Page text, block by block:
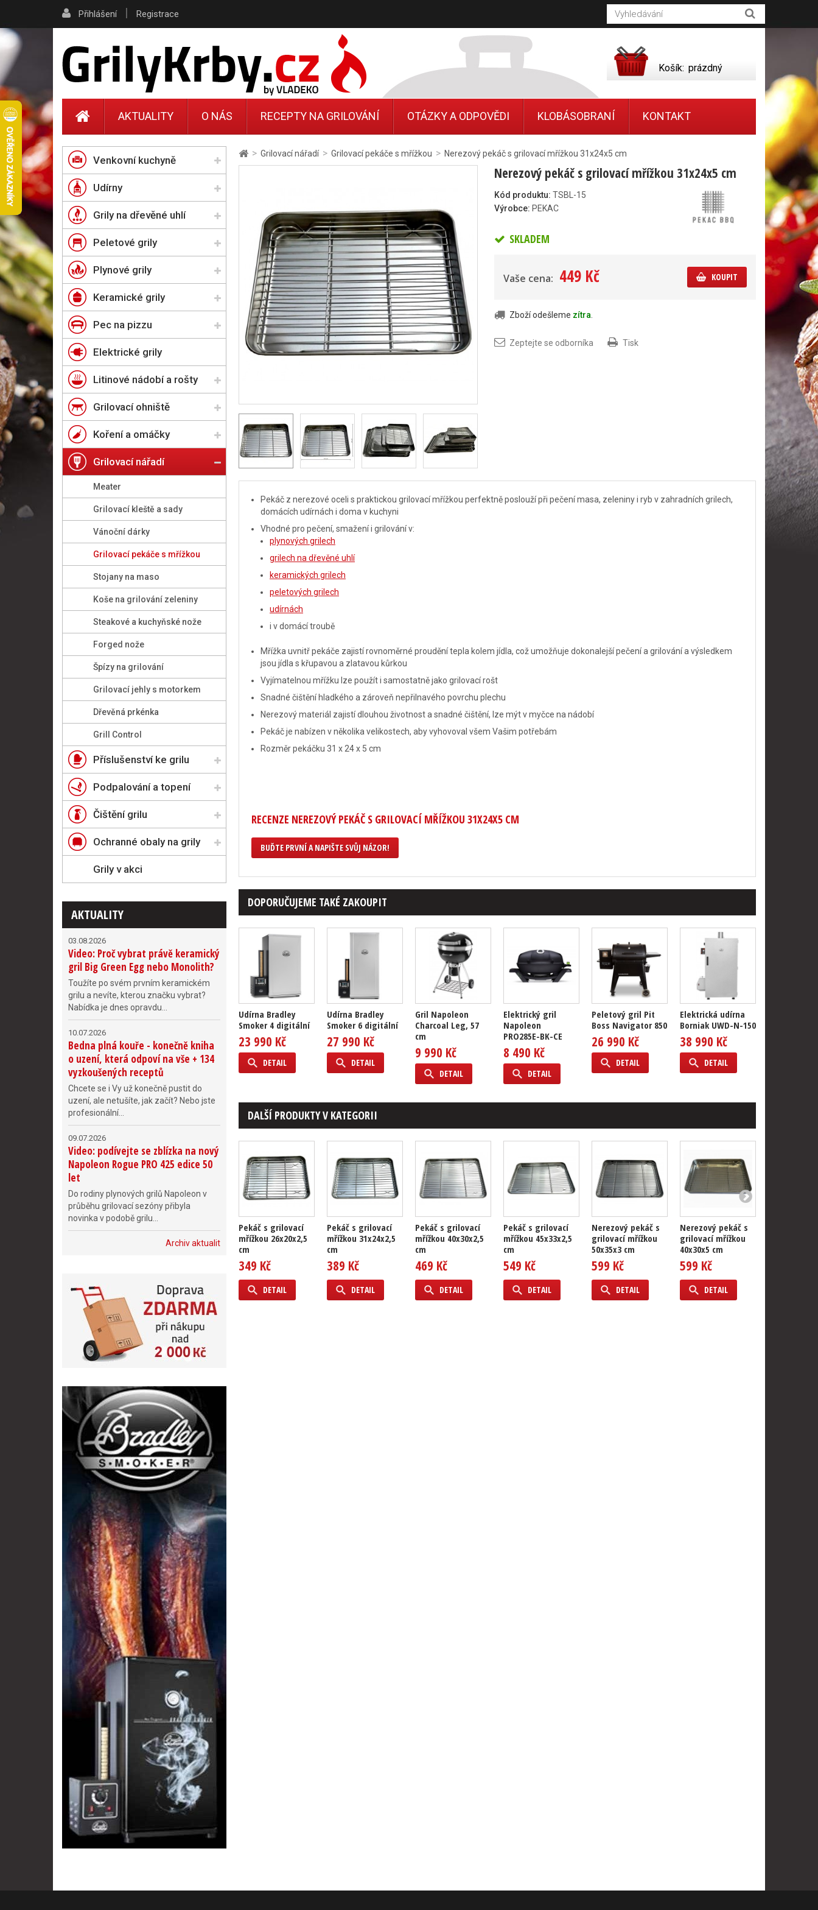
> Grilovací nářadí > Grilovací pekáče s mřížkou > Nerezový pekáč s grilovací mřížkou 31x24x5 cm
Nerezový pekáč s grilovací mřížkou 31x24x5 cm
Kód produktu: TSBL-15
Výrobce: PEKAC
SKLADEM
Vaše cena: 449 Kč KOUPIT
Zboží odešleme zítra
Zeptejte se odborníka Tisk
Pekáč z nerezové oceli s praktickou grilovací mřížkou perfektně poslouží při pečení masa, zeleniny i ryb v zahradních grilech,
domácích udírnách i doma v kuchyni
Vhodné pro pečení, smažení i grilování v:
plynových grilech
grilech na dřevěné uhlí
keramických grilech
peletových grilech
udírnách
i v domácí troubě
Mřížka uvnitř pekáče zajistí rovnoměrné proudění tepla kolem jídla, což umožňuje dokonalejší pečení a grilování a výsledkem
jsou jídla s křupavou a zlatavou kůrkou
Vyjímatelnou mřížku lze použít i samostatně jako grilovací rošt
Snadné čištění hladkého a zároveň nepřilnavého povrchu plechu
Nerezový materiál zajistí dlouhou životnost a snadné čištění, lze mýt v myčce na nádobí
Pekáč je nabízen v několika velikostech, aby vyhovoval všem Vašim potřebám
Rozměr pekáčku 31 x 24 x 5 cm
RECENZE NEREZOVÝ PEKÁČ S GRILOVACÍ MŘÍŽKOU 31X24X5 CM
BUĎTE PRVNÍ A NAPIŠTE SVŮJ NÁZOR!
DOPORUČUJEME TAKÉ ZAKOUPIT
Udírna Bradley
Smoker 4 digitální
23 990 Kč
DETAIL
Udírna Bradley
Smoker 6 digitální
27 990 Kč
DETAIL
Gril Napoleon
Charcoal Leg, 57
cm
9 990 Kč
DETAIL
Elektrický gril
Napoleon
PRO285E-BK-CE
8 490 Kč
DETAIL
Peletový gril Pit
Boss Navigator 850
26 990 Kč
DETAIL
Elektrická udírna
Borniak UWD-N-150
38 990 Kč
DETAIL
DALŠÍ PRODUKTY V KATEGORII
Pekáč s grilovací
mřížkou 26x20x2,5
cm
349 Kč
DETAIL
Pekáč s grilovací
mřížkou 31x24x2,5
cm
389 Kč
DETAIL
Pekáč s grilovací
mřížkou 40x30x2,5
cm
469 Kč
DETAIL
Pekáč s grilovací
mřížkou 45x33x2,5
cm
549 Kč
DETAIL
Nerezový pekáč s
grilovací mřížkou
50x35x3 cm
599 Kč
DETAIL
Nerezový pekáč s
grilovací mřížkou
40x30x5 cm
599 Kč
DETAIL
Venkovní kuchyně
Udírny
Grily na dřevěné uhlí
Peletové grily
Plynové grily
Keramické grily
Pec na pizzu
Elektrické grily
Litinové nádobí a rošty
Grilovací ohniště
Koření a omáčky
Grilovací nářadí
Meater
Grilovací kleště a sady
Vánoční dárky
Grilovací pekáče s mřížkou
Stojany na maso
Koše na grilování zeleniny
Steakové a kuchyňské nože
Forged nože
Špízy na grilování
Grilovací jehly s motorkem
Dřevěná prkénka
Grill Control
Příslušenství ke grilu
Podpalování a topení
Čištění grilu
Ochranné obaly na grily
Grily v akci
AKTUALITY
03.08.2026
Video: Proč vybrat právě keramický
gril Big Green Egg nebo Monolith?
Toužíte po svém prvním keramickém
grilu a nevíte, kterou značku vybrat?
Nabídka je dnes opravdu...
10.07.2026
Bedna plná kouře - konečně kniha
o uzení, která odpoví na vše + 134
vyzkoušených receptů
Chcete se i Vy už konečně pustit do
uzení, ale netušíte, jak začít? Nebo jste
profesionální...
09.07.2026
Video: podívejte se zblízka na nový
Napoleon Rogue PRO 425 edice 50
let
Do rodiny plynových grilů Napoleon v
průběhu grilovací sezóny přibyla
novinka v podobě grilu...
Archiv aktualit
Přihlášení | Registrace
Košík: prázdný
AKTUALITY O NÁS RECEPTY NA GRILOVÁNÍ OTÁZKY A ODPOVĚDI KLOBÁSOBRANÍ KONTAKT